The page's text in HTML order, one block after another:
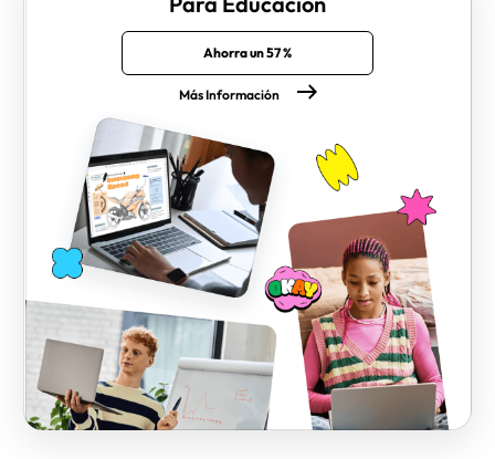
Ahorra un 57 %
Más Información